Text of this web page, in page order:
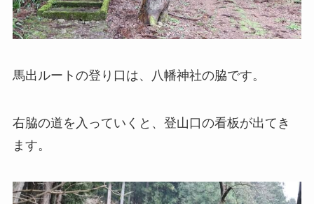
馬出ルートの登り口は、八幡神社の脇です。
右脇の道を入っていくと、登山口の看板が出てき
ます。